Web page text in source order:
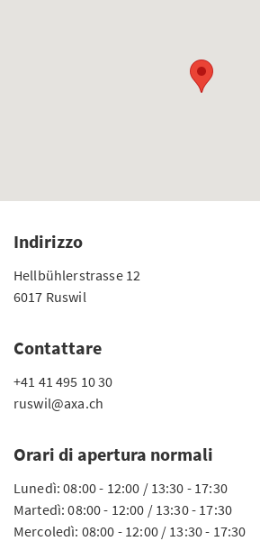
Indirizzo
Hellbühlerstrasse 12
6017 Ruswil
Contattare
+41 41 495 10 30
ruswil@axa.ch
Orari di apertura normali
Lunedì: 08:00 - 12:00 / 13:30 - 17:30
Martedì: 08:00 - 12:00 / 13:30 - 17:30
Mercoledì: 08:00 - 12:00 / 13:30 - 17:30